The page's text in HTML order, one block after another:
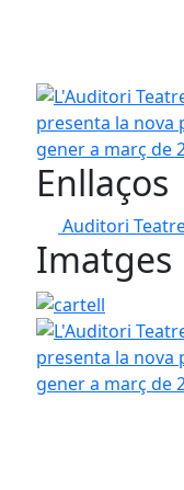
L'Auditori Teatre
Enllaços
Auditori
Imatges
cartell